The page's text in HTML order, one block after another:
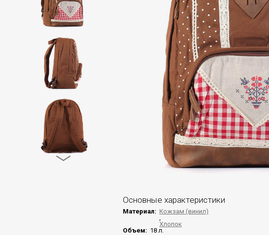
Основные характеристики
Материал: Кожзам (винил)
,
Хлопок
Объем: 18 л.